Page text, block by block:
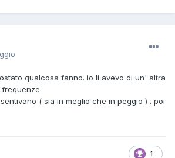
qualcosa fanno. io li avevo di un' altra
( sia in meglio che in peggio ) . poi
1